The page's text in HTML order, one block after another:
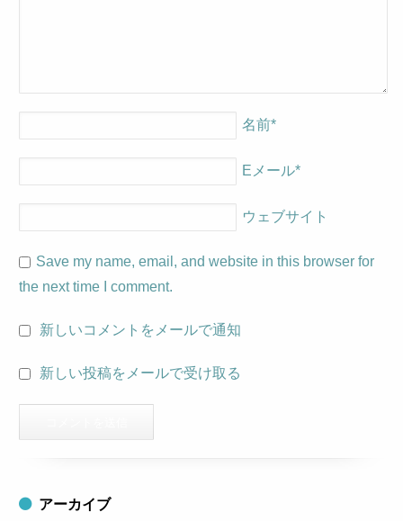
名前*
Eメール*
ウェブサイト
Save my name, email, and website in this browser for
the next time I comment.
新しいコメントをメールで通知
新しい投稿をメールで受け取る
アーカイブ